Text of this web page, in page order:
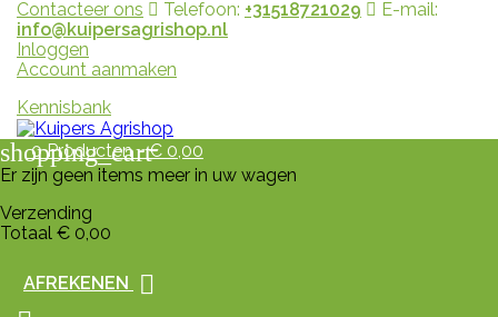
Contacteer ons Telefoon: +31518721029
E-mail:
info@kuipersagrishop.nl
Inloggen
Account aanmaken
Kennisbank
shopping_cart
0Producten - € 0,00
Er zijn geen items meer in uw wagen
Verzending
Totaal € 0,00
AFREKENEN
